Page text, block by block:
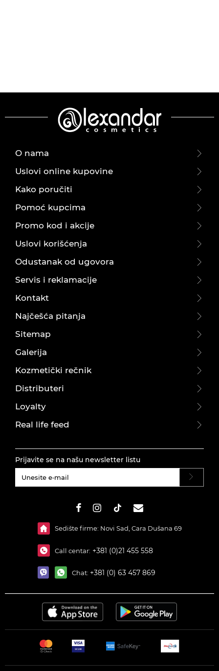
O nama
Uslovi online kupovine
Kako poručiti
Pomoć kupcima
Promo kod i akcije
Uslovi korišćenja
Odustanak od ugovora
Servis i reklamacije
Kontakt
Najčešća pitanja
Sitemap
Galerija
Kozmetički rečnik
Distributeri
Loyalty
Real life feed
Prijavite se na našu newsletter listu
Sedište firme: Novi Sad, Cara Dušana 69
Call centar: +381 (0)21 455 558
Chat: +381 (0) 63 457 869